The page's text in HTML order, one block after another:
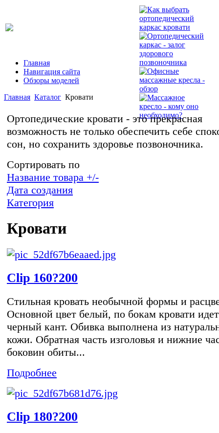
Главная
Навигация сайта
Обзоры моделей
Главная Каталог Кровати
Ортопедические кровати - это прекрасная
возможность не только обеспечить себе
сон, но сохранить здоровье позвоночника.
Сортировать по
Название товара +/-
Дата создания
Категория
Кровати
Clip 160?200
Стильная кровать необычной формы и
Основной цвет белый, по бокам кровати идет
черный кант. Обивка выполнена из
кожи. Обратная часть изголовья и нижние
боковин обиты...
Подробнее
Clip 180?200